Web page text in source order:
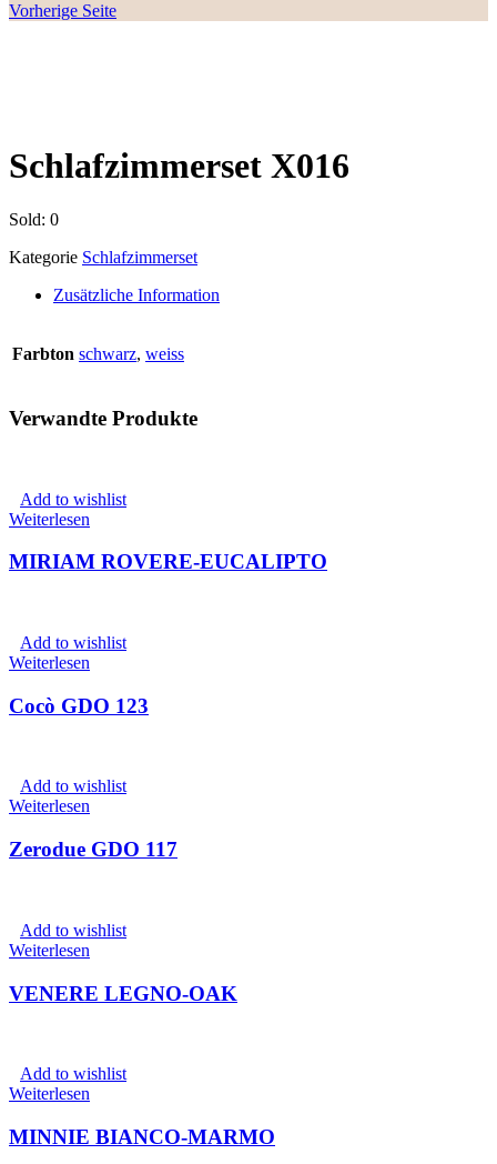
Vorherige Seite
Schlafzimmerset X016
Sold: 0
Kategorie Schlafzimmerset
Zusätzliche Information
Farbton schwarz, weiss
Verwandte Produkte
Add to wishlist
Weiterlesen
MIRIAM ROVERE-EUCALIPTO
Add to wishlist
Weiterlesen
Cocò GDO 123
Add to wishlist
Weiterlesen
Zerodue GDO 117
Add to wishlist
Weiterlesen
VENERE LEGNO-OAK
Add to wishlist
Weiterlesen
MINNIE BIANCO-MARMO